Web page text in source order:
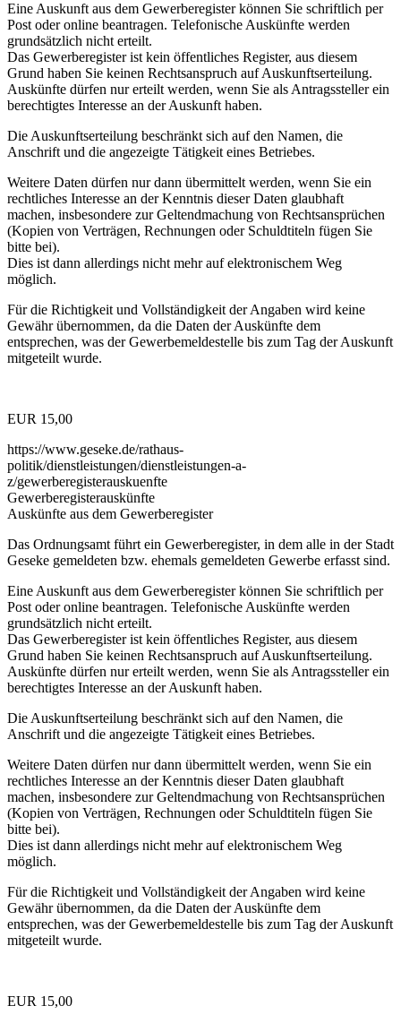
Eine Auskunft aus dem Gewerberegister können Sie schriftlich per
Post oder online beantragen. Telefonische Auskünfte werden
grundsätzlich nicht erteilt.
Das Gewerberegister ist kein öffentliches Register, aus diesem
Grund haben Sie keinen Rechtsanspruch auf Auskunftserteilung.
Auskünfte dürfen nur erteilt werden, wenn Sie als Antragssteller ein
berechtigtes Interesse an der Auskunft haben.
Die Auskunftserteilung beschränkt sich auf den Namen, die
Anschrift und die angezeigte Tätigkeit eines Betriebes.
Weitere Daten dürfen nur dann übermittelt werden, wenn Sie ein
rechtliches Interesse an der Kenntnis dieser Daten glaubhaft
machen, insbesondere zur Geltendmachung von Rechtsansprüchen
(Kopien von Verträgen, Rechnungen oder Schuldtiteln fügen Sie
bitte bei).
Dies ist dann allerdings nicht mehr auf elektronischem Weg
möglich.
Für die Richtigkeit und Vollständigkeit der Angaben wird keine
Gewähr übernommen, da die Daten der Auskünfte dem
entsprechen, was der Gewerbemeldestelle bis zum Tag der Auskunft
mitgeteilt wurde.
EUR 15,00
https://www.geseke.de/rathaus-
politik/dienstleistungen/dienstleistungen-a-
z/gewerberegisterauskuenfte
Gewerberegisterauskünfte
Auskünfte aus dem Gewerberegister
Das Ordnungsamt führt ein Gewerberegister, in dem alle in der Stadt
Geseke gemeldeten bzw. ehemals gemeldeten Gewerbe erfasst sind.
Eine Auskunft aus dem Gewerberegister können Sie schriftlich per
Post oder online beantragen. Telefonische Auskünfte werden
grundsätzlich nicht erteilt.
Das Gewerberegister ist kein öffentliches Register, aus diesem
Grund haben Sie keinen Rechtsanspruch auf Auskunftserteilung.
Auskünfte dürfen nur erteilt werden, wenn Sie als Antragssteller ein
berechtigtes Interesse an der Auskunft haben.
Die Auskunftserteilung beschränkt sich auf den Namen, die
Anschrift und die angezeigte Tätigkeit eines Betriebes.
Weitere Daten dürfen nur dann übermittelt werden, wenn Sie ein
rechtliches Interesse an der Kenntnis dieser Daten glaubhaft
machen, insbesondere zur Geltendmachung von Rechtsansprüchen
(Kopien von Verträgen, Rechnungen oder Schuldtiteln fügen Sie
bitte bei).
Dies ist dann allerdings nicht mehr auf elektronischem Weg
möglich.
Für die Richtigkeit und Vollständigkeit der Angaben wird keine
Gewähr übernommen, da die Daten der Auskünfte dem
entsprechen, was der Gewerbemeldestelle bis zum Tag der Auskunft
mitgeteilt wurde.
EUR 15,00